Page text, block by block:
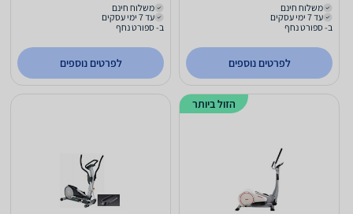
משלוח חינם
עד 7 ימי עסקים
ב- ספורט נחף
לפרטים נוספים
משלוח חינם
עד 7 ימי עסקים
ב- ספורט נחף
לפרטים נוספים
הזול ביותר